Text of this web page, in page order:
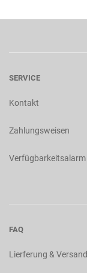
SERVICE
Kontakt
Zahlungsweisen
Verfügbarkeitsalarm
FAQ
Lierferung & Versand